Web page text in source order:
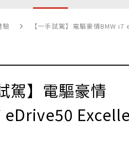
驗 【一手試駕】電驅豪情BMW
駕】電驅豪情
eDrive50